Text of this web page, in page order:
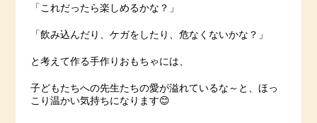
「これだったら楽しめるかな？」
「飲み込んだり、ケガをしたり、危なくないかな？」
と考えて作る手作りおもちゃには、
子どもたちへの先生たちの愛が溢れているな～と、ほっ
こり温かい気持ちになります😊